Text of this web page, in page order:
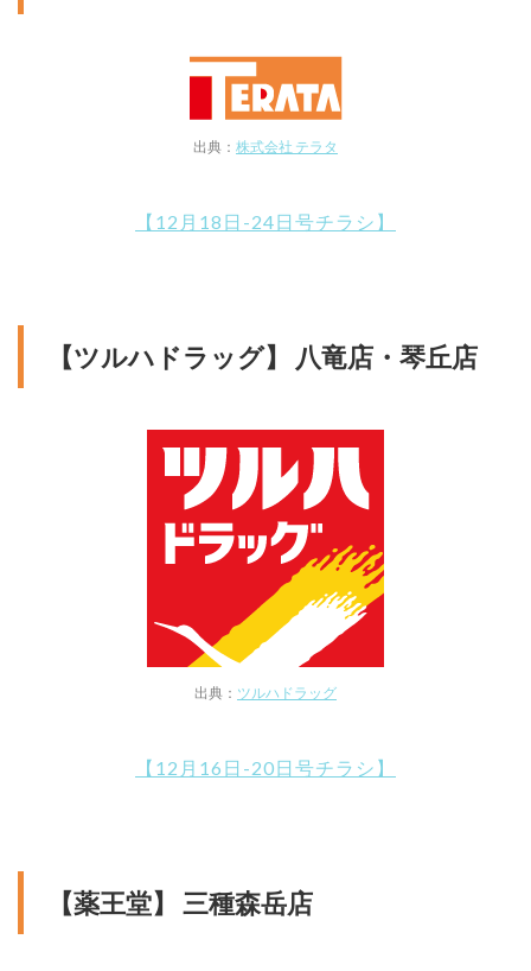
出典： 株式会社 テラタ
【12月18日-24日号チラシ】
【ツルハドラッグ】 八竜店・琴丘店
出典： ツルハドラッグ
【12月16日-20日号チラシ】
【薬王堂】 三種森岳店